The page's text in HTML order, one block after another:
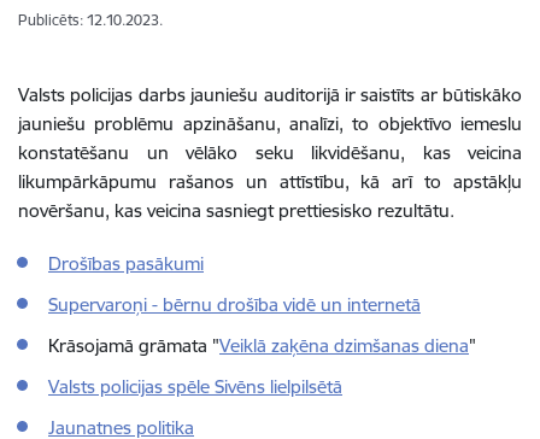
Publicēts: 12.10.2023.
Valsts policijas darbs jauniešu auditorijā ir saistīts ar būtiskāko
jauniešu problēmu apzināšanu, analīzi, to objektīvo iemeslu
konstatēšanu un vēlāko seku likvidēšanu, kas veicina
likumpārkāpumu rašanos un attīstību, kā arī to apstākļu
novēršanu, kas veicina sasniegt prettiesisko rezultātu.
Drošības pasākumi
Supervaroņi - bērnu drošība vidē un internetā
Krāsojamā grāmata "Veiklā zaķēna dzimšanas diena"
Valsts policijas spēle Sivēns lielpilsētā
Jaunatnes politika